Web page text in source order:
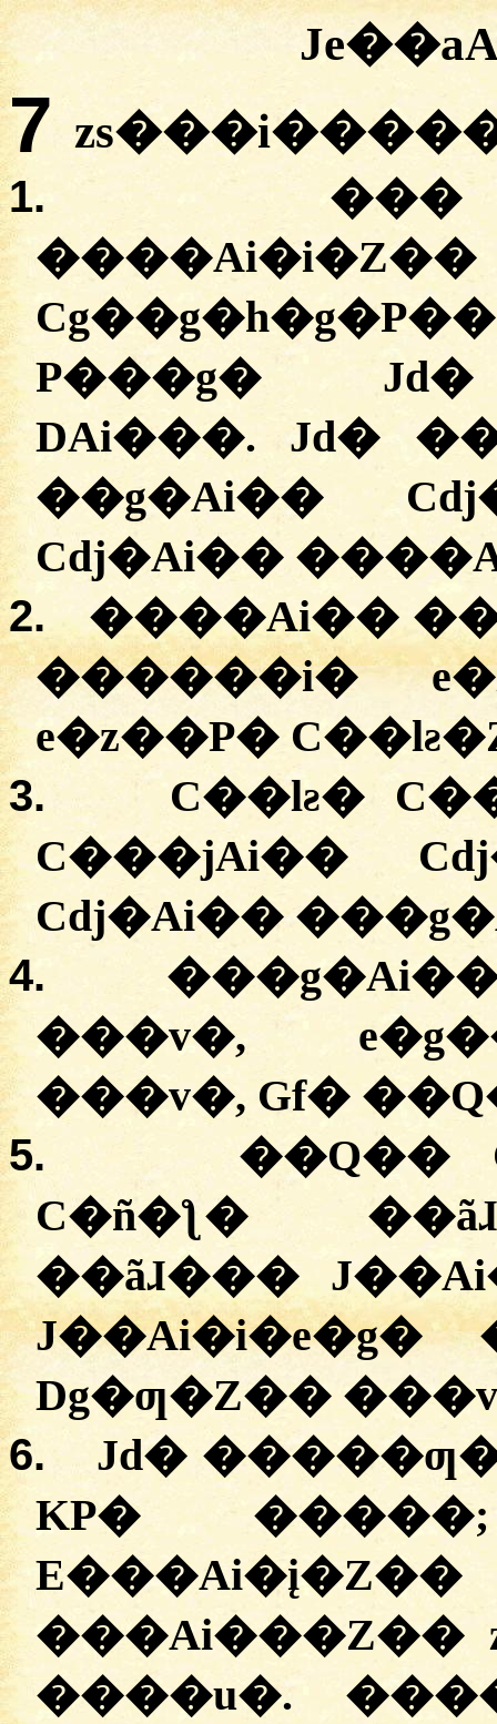
7
1.
���
P���g�
DAi���. Jd�
��g�Ai��
Cdj�Ai��
2.
����Ai��
������i�
e�z��P�
3.
C��lƨ�
C���jAi��
Cdj�Ai��
4.
���v�,
���v�, Gf�
5.
��Q��
C�ñ�ƪ�
��ãɺ���
J��Ai�i�e�g�
Dg�ƣ�Z��
6.
Jd�
KP�
���Ai���Z��
����u�.